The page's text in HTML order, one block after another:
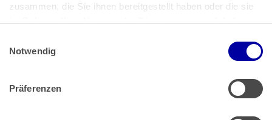
zusammen, die Sie ihnen bereitgestellt haben oder die sie
im Rahmen Ihrer Nutzung der Dienste gesammelt haben.
Impressum
Notwendig
Präferenzen
Pressemitteilungen|AGB
Impressum|Datenschutz